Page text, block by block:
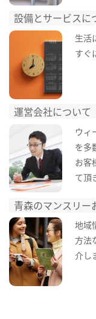
設備とサービスに
生活
すぐ
運営会社について
ウィ
を多
お客
て頂
青森のマンスリー
地域
方法
介し